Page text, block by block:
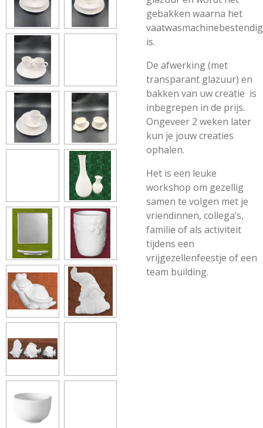
gebakken waarna het
vaatwasmachinebestendig
is.
De afwerking (met
transparant glazuur) en
bakken van uw creatie is
inbegrepen in de prijs.
Ongeveer 2 weken later
kun je jouw creaties
ophalen.
Het is een leuke
workshop om gezellig
samen te volgen met je
vriendinnen, collega’s,
familie of als activiteit
tijdens een
vrijgezellenfeestje of een
team building.